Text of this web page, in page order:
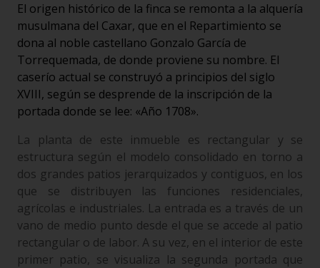
El origen histórico de la finca se remonta a la alquería
musulmana del Caxar, que en el Repartimiento se
dona al noble castellano Gonzalo García de
Torrequemada, de donde proviene su nombre. El
caserío actual se construyó a principios del siglo
XVIII, según se desprende de la inscripción de la
portada donde se lee: «Año 1708».
La planta de este inmueble es rectangular y se
estructura según el modelo consolidado en torno a
dos grandes patios jerarquizados y contiguos, en los
que se distribuyen las funciones residenciales,
agrícolas e industriales. La entrada es a través de un
vano de medio punto desde el que se accede al patio
rectangular o de labor. A su vez, en el interior de este
primer patio, se visualiza la segunda portada que